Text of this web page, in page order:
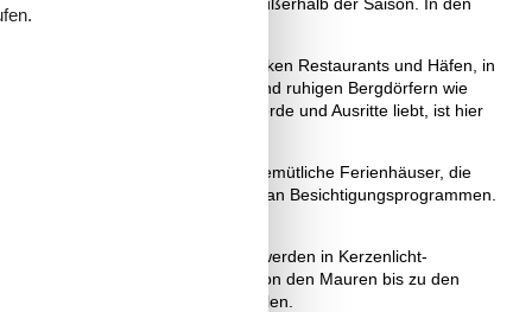
Fülle von Designerläden, schicken Restaurants und Häfen, in
Orten wie versteckten Buchten und ruhigen Bergdörfern wie
hier ein Geheimtipp und wer Pferde und Ausritte liebt, ist hier
San Antonio finden sich viele gemütliche Ferienhäuser, die
abwechslungsreiche Angebot an Besichtigungsprogrammen.
um die Strände und die Abende werden in Kerzenlicht-
Piraten bis zu den Römern, von den Mauren bis zu den
Cala'n Bosch als Ziel wählen.